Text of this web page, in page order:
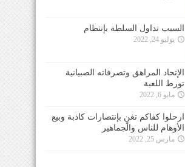
السبب تداول السلطة بإنتظام
يوليو 24, 2022
الإتحاد المراهق وتصرفاته الصبيانية
تورط اللعبة
مايو 6, 2022
ارحلوا كفاكم تغنٍ بإنتصارات كاذبة وبيع
الأوهام للناس والجماهير
مارس 25, 2022